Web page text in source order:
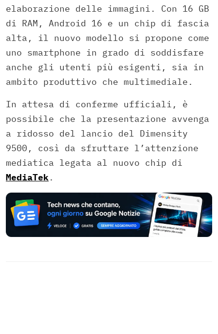
elaborazione delle immagini. Con 16 GB
di RAM, Android 16 e un chip di fascia
alta, il nuovo modello si propone come
uno smartphone in grado di soddisfare
anche gli utenti più esigenti, sia in
ambito produttivo che multimediale.
In attesa di conferme ufficiali, è
possibile che la presentazione avvenga
a ridosso del lancio del Dimensity
9500, così da sfruttare l’attenzione
mediatica legata al nuovo chip di
MediaTek.